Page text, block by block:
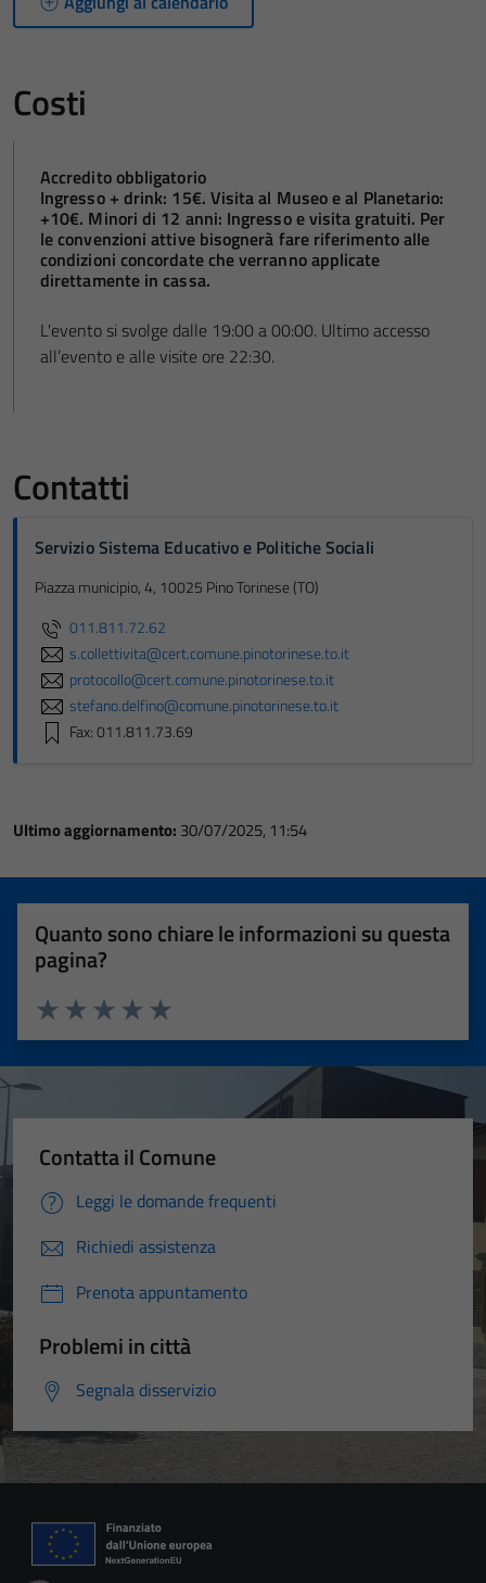
Costi
Accredito obbligatorio
Ingresso + drink: 15€. Visita al Museo e al Planetario:
+10€. Minori di 12 anni: Ingresso e visita gratuiti. Per
le convenzioni attive bisognerà fare riferimento alle
condizioni concordate che verranno applicate
direttamente in cassa.
L'evento si svolge dalle 19:00 a 00:00. Ultimo accesso
all’evento e alle visite ore 22:30.
Contatti
Servizio Sistema Educativo e Politiche Sociali
Piazza municipio, 4, 10025 Pino Torinese (TO)
011.811.72.62
s.collettivita@cert.comune.pinotorinese.to.it
protocollo@cert.comune.pinotorinese.to.it
stefano.delfino@comune.pinotorinese.to.it
Fax: 011.811.73.69
Ultimo aggiornamento: 30/07/2025, 11:54
Quanto sono chiare le informazioni su questa
pagina?
Valuta 5 stelle su 5
Valuta 4 stelle su 5
Valuta 3 stelle su 5
Valuta 2 stelle su 5
Valuta 1 stelle su 5
Contatta il Comune
Leggi le domande frequenti
Richiedi assistenza
Prenota appuntamento
Problemi in città
Segnala disservizio